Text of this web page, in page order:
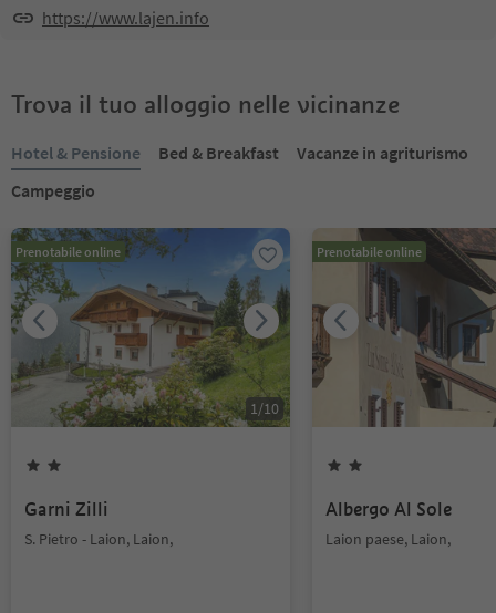
https://www.lajen.info
Trova il tuo alloggio nelle vicinanze
Hotel & Pensione Bed & Breakfast
Vacanze in agriturismo
Campeggio
Prenotabile online
1/10
Garni Zilli
S. Pietro - Laion, Laion,
Prenotabile online
Albergo Al Sole
Laion paese, Laion,